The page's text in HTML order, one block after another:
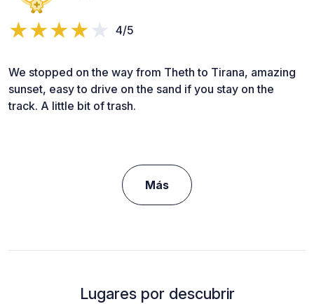
4/5
We stopped on the way from Theth to Tirana, amazing
sunset, easy to drive on the sand if you stay on the
track. A little bit of trash.
Más
Lugares por descubrir